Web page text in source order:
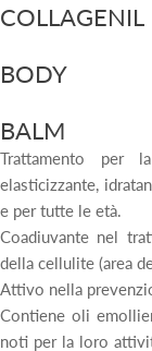
COLLAGENIL
BODY
BALM
Trattamento per
elasticizzante,
e per tutte le età.
Coadiuvante nel
della cellulite (area
Attivo nella
Contiene oli
noti per la loro